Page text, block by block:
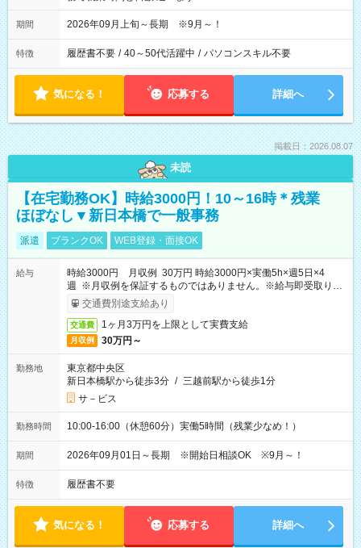
期間 2026年09月上旬～長期 ※9月～！
特徴 履歴書不要 / 40～50代活躍中 / パソコンスキル不要
気になる！ 応募する 詳細へ
掲載日：2026.08.07
未読
【在宅勤務OK】時給3000円！10～16時＊残業
ほぼなし▼新日本橋で一般事務
派遣 ブランクOK WEB登録・面接OK
給与
時給3000円 月収例 30万円 時給3000円×実働5h×週5日×4
週 ※月収例を保証するものではありません。※給与即受取りサ
ービス利用可（利用条件有）
交通費別途支給あり
交通費 1ヶ月3万円を上限として実費支給
月収例 30万円～
勤務地
東京都中央区
新日本橋駅から徒歩3分 / 三越前駅から徒歩1分
サ－ビス
勤務時間 10:00-16:00（休憩60分）実働5時間（残業少なめ！）
期間 2026年09月01日～長期 ※開始日相談OK ※9月～！
特徴 履歴書不要
気になる！ 応募する 詳細へ